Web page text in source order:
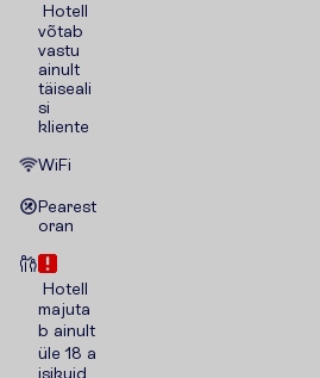
Hotell
võtab
vastu
ainult
täiseali
si
kliente
WiFi
Pearest
oran
Hotell
majuta
b ainult
üle 18 a
isikuid